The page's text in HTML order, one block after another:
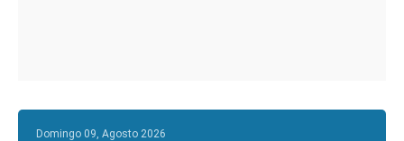
Domingo 09, Agosto 2026